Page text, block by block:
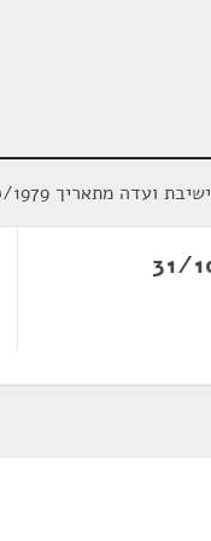
ישיבת ועדה מתאריך 31/10/1979